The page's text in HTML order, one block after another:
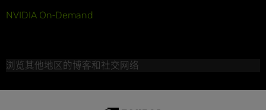
NVIDIA On-Demand
浏览其他地区的博客和社交网络